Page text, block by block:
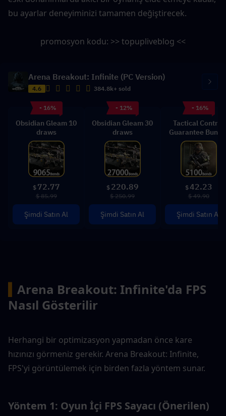
bu ayarlar deneyiminizi tamamen değiştirecek.
promosyon kodu: >> topupliveblog <<
Arena Breakout: Infinite (PC Version)
4.6 384.8k+ sold
- 16%
Obsidian Gleam 10
draws
$ 72.77
$ 85.99
Şimdi Satın Al
- 12%
Obsidian Gleam 30
draws
$ 220.89
$ 250.99
Şimdi Satın Al
- 16%
Tactical Control
Guarantee
$42.23
$ 49.90
Şimdi Satın Al
Arena Breakout: Infinite'da FPS
Nasıl Gösterilir
Herhangi bir optimizasyon yapmadan önce kare
hızınızı görmeniz gerekir. Arena Breakout: Infinite,
FPS'yi görüntülemek için birden fazla yöntem sunar.
Yöntem 1: Oyun İçi FPS Sayacı (Önerilen)